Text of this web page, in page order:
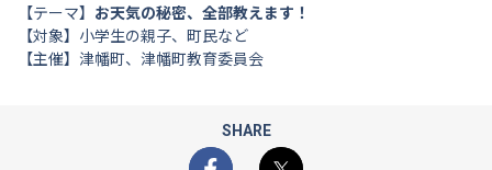
【テーマ】 お天気の秘密、全部教えます！
【対象】小学生の親子、町民など
【主催】津幡町、津幡町教育委員会
SHARE